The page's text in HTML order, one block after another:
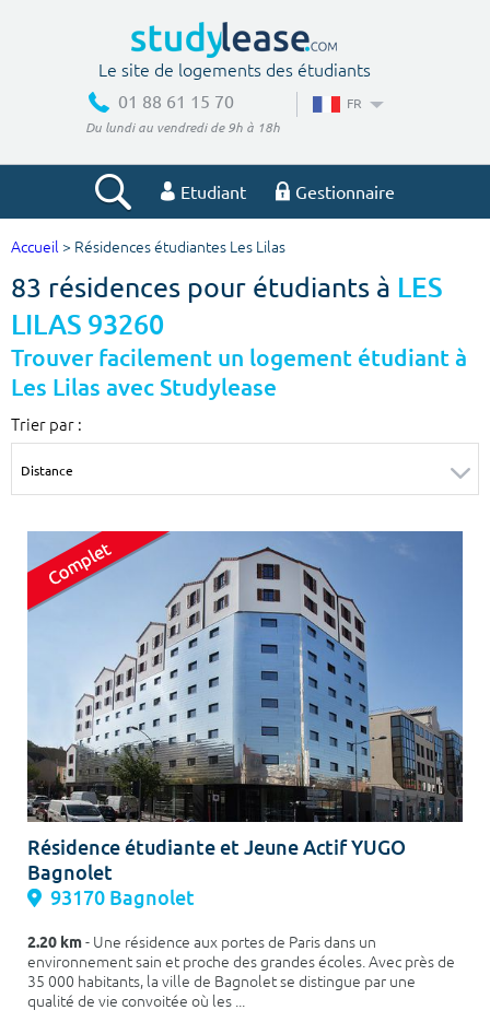
Le site de logements des étudiants
01 88 61 15 70
Du lundi au vendredi de 9h à 18h
FR
Etudiant Gestionnaire
Votre recherche
Ville, école
m²
Type de location
Colocation
Votre date d'entrée
Chercher
Accueil > Résidences étudiantes Les Lilas
83 résidences pour étudiants à LES
LILAS 93260
Trouver facilement un logement étudiant à
Les Lilas avec Studylease
Trier par :
Résidence étudiante et Jeune Actif YUGO
Bagnolet
93170 Bagnolet
2.20 km- Une résidence aux portes de Paris dans un
environnement sain et proche des grandes écoles. Avec près de
35 000 habitants, la ville de Bagnolet se distingue par une
qualité de vie convoitée où les ...